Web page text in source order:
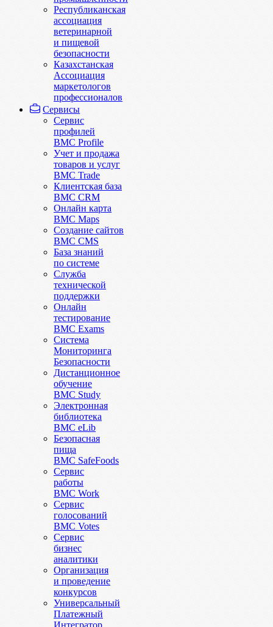
Республиканская
ассоциация
ветеринарной
и пищевой
безопасности
Казахстанская
Ассоциация
маркетологов
профессионалов
Сервисы
Сервис
профилей
BMC Profile
Учет и продажа
товаров и услуг
BMC Trade
Клиентская база
BMC CRM
Онлайн карта
BMC Maps
Создание сайтов
BMC CMS
База знаний
по системе
Служба
технической
поддержки
Онлайн
тестирование
BMC Exams
Система
Мониторинга
Безопасности
Дистанционное
обучение
BMC Study
Электронная
библиотека
BMC eLib
Безопасная
пища
BMC SafeFoods
Сервис
работы
BMC Work
Сервис
голосований
BMC Votes
Сервис
бизнес
аналитики
Организация
и проведение
конкурсов
Универсальный
Платежный
Интегратор